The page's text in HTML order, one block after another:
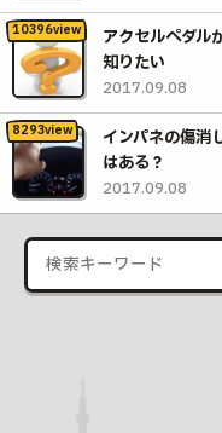
アクセルペダル
知りたい
2017.09.08
インパネの傷消
はある？
2017.09.08